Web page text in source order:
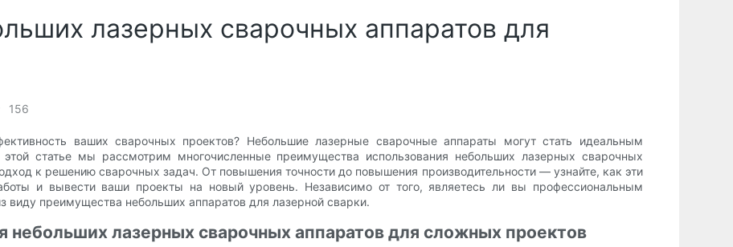
лазерных сварочных аппаратов для
156
ваших сварочных проектов? Небольшие лазерные сварочные аппараты могут стать идеальным
статье мы рассмотрим многочисленные преимущества использования небольших лазерных сварочных
к решению сварочных задач. От повышения точности до повышения производительности — узнайте, как эти
и вывести ваши проекты на новый уровень. Независимо от того, являетесь ли вы профессиональным
виду преимущества небольших аппаратов для лазерной сварки.
небольших лазерных сварочных аппаратов для сложных проектов